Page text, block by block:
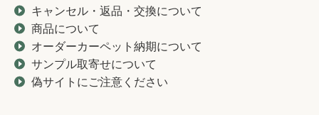
キャンセル・返品・交換について
商品について
オーダーカーペット納期について
サンプル取寄せについて
偽サイトにご注意ください